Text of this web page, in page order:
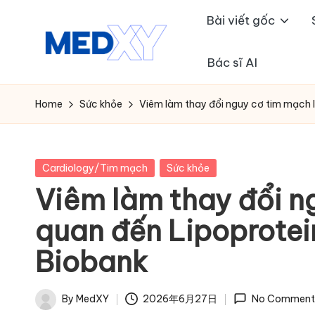
M
e
x
y
A
I
Bài viết gốc
Bác sĩ AI
Home Sức khỏe Viêm làm thay đổi nguy cơ tim mạch
Posted
Cardiology/Tim mạch Sức khỏe
Viêm làm thay đổi
quan đến
Biobank
Posted
By MedXY 2026年6月27日 No